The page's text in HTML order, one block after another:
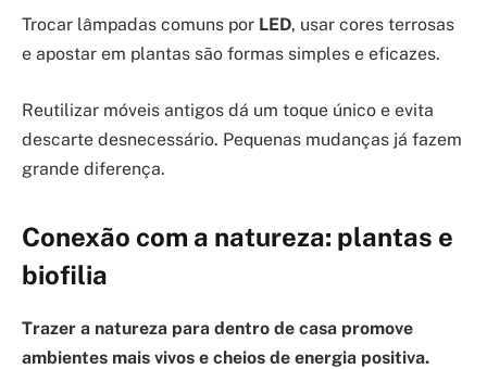
Trocar lâmpadas comuns por LED, usar cores terrosas
e apostar em plantas são formas simples e eficazes.
Reutilizar móveis antigos dá um toque único e evita
descarte desnecessário. Pequenas mudanças já fazem
grande diferença.
Conexão com a natureza: plantas e
biofilia
Trazer a natureza para dentro de casa promove
ambientes mais vivos e cheios de energia positiva.